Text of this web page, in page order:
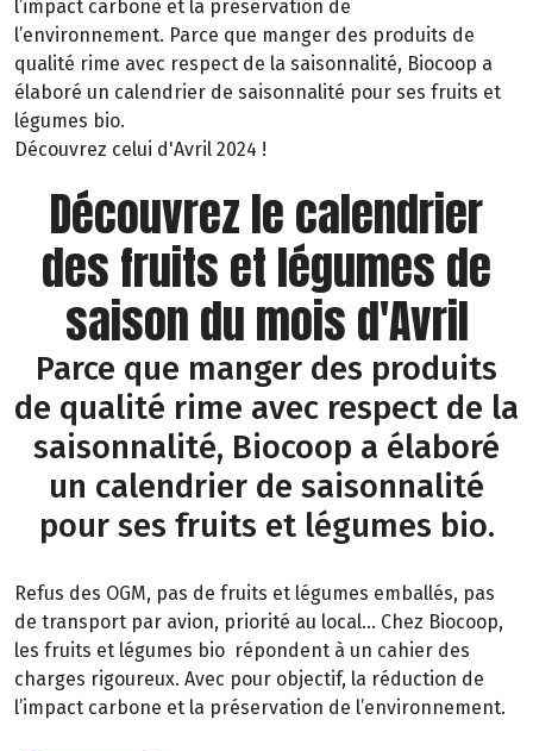
l’impact carbone et la préservation de
l’environnement. Parce que manger des produits de
qualité rime avec respect de la saisonnalité, Biocoop a
élaboré un calendrier de saisonnalité pour ses fruits et
légumes bio.
Découvrez celui d'Avril 2024 !
Découvrez le calendrier
des fruits et légumes de
saison du mois d'Avril
Parce que manger des produits
de qualité rime avec respect de la
saisonnalité, Biocoop a élaboré
un calendrier de saisonnalité
pour ses fruits et légumes bio.
Refus des OGM, pas de fruits et légumes emballés, pas
de transport par avion, priorité au local… Chez Biocoop,
les fruits et légumes bio répondent à un cahier des
charges rigoureux. Avec pour objectif, la réduction de
l’impact carbone et la préservation de l’environnement.